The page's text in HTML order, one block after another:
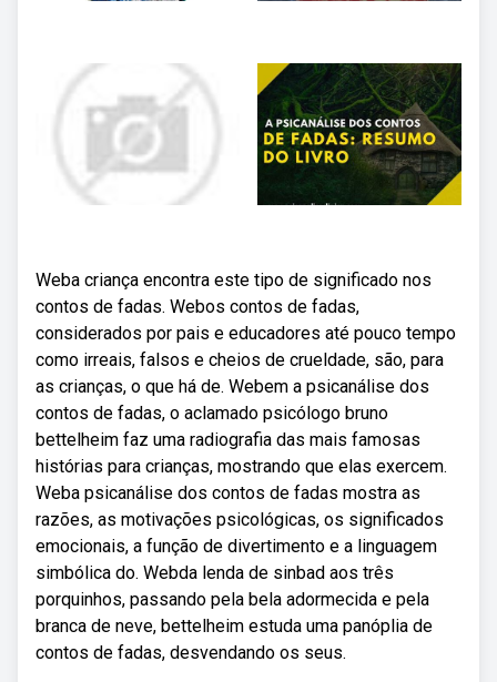
Weba criança encontra este tipo de significado nos
contos de fadas. Webos contos de fadas,
considerados por pais e educadores até pouco tempo
como irreais, falsos e cheios de crueldade, são, para
as crianças, o que há de. Webem a psicanálise dos
contos de fadas, o aclamado psicólogo bruno
bettelheim faz uma radiografia das mais famosas
histórias para crianças, mostrando que elas exercem.
Weba psicanálise dos contos de fadas mostra as
razões, as motivações psicológicas, os significados
emocionais, a função de divertimento e a linguagem
simbólica do. Webda lenda de sinbad aos três
porquinhos, passando pela bela adormecida e pela
branca de neve, bettelheim estuda uma panóplia de
contos de fadas, desvendando os seus.